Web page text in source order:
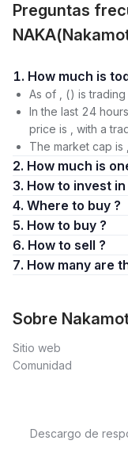
Preguntas
1. How
As of , () is trading
In the last 24
price is , with a
The market cap is
2. How much is
3. How to invest in
4. Where to buy ?
5. How to buy ?
6. How to sell ?
7. How
Sobre
Sitio web
Comunidad
Descargo de